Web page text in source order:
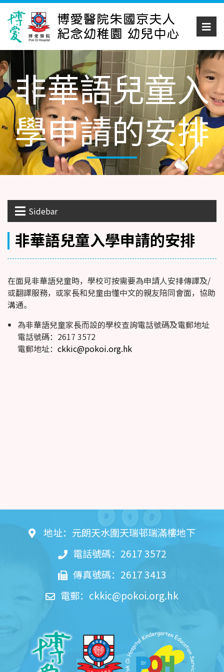
非華語兒童入
學申請的安排
Sidebar
非華語兒童入學申請的安排
在面見非華語兒童時，學校可按需要為申請人安排傳譯及/
或翻譯服務，或家長和兒童由懂中文的親友陪同會面，協助
溝通。
為非華語兒童家長而設的學校查詢電話號碼及電郵地址
電話號碼：2617 3572
電郵地址： ckkic@pokoi.org.hk
地址：元朗天水圍天瑞邨瑞滿樓地下
電話號碼：2617 3572
傳真號碼：2617 3413
電郵： ckkic@pokoi.org.hk